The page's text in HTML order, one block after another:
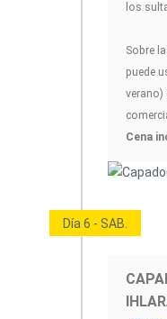
los
Sobre
puede
verano)
Cena
Día 6 - SAB.